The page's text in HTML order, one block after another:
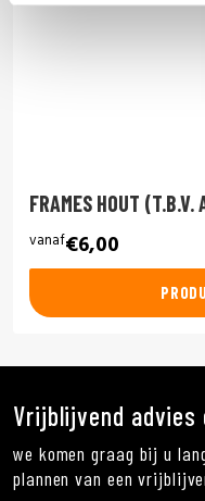
FRAMES HOUT (T.B.V.
vanaf€6,00
Vrijblijvend advies
we komen graag bij u
plannen van een